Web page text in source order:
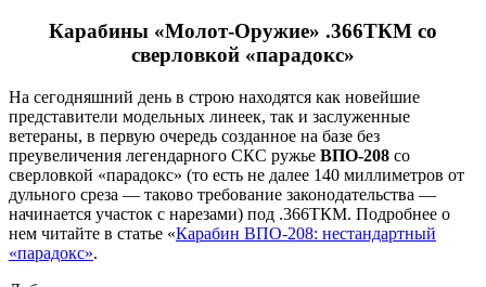
Карабины «Молот-Оружие» .366ТКМ со
сверловкой «парадокс»
На сегодняшний день в строю находятся как новейшие
представители модельных линеек, так и заслуженные
ветераны, в первую очередь созданное на базе без
преувеличения легендарного СКС ружье ВПО-208 со
сверловкой «парадокс» (то есть не далее 140 миллиметров от
дульного среза — таково требование законодательства —
начинается участок с нарезами) под .366ТКМ. Подробнее о
нем читайте в статье «Карабин ВПО-208: нестандартный
«парадокс».